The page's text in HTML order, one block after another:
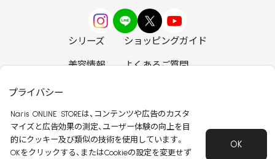
シリーズ ショッピングガイド
美容情報 よくあるご質問
安心して安全にご使用いただくために
プライバシー
Naris ONLINE STOREは、コンテンツや広告のカスタ
マイズと広告効果の測定、ユーザー体験の向上を目
的にクッキー及び類似の技術を使用しています。
OKをクリックする、またはCookieの設定を変更せず
OK